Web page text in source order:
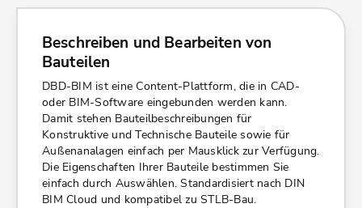
Beschreiben und Bearbeiten von
Bauteilen
DBD-BIM ist eine Content-Plattform, die in CAD-
oder BIM-Software eingebunden werden kann.
Damit stehen Bauteilbeschreibungen für
Konstruktive und Technische Bauteile sowie für
Außenanalagen einfach per Mausklick zur Verfügung.
Die Eigenschaften Ihrer Bauteile bestimmen Sie
einfach durch Auswählen. Standardisiert nach DIN
BIM Cloud und kompatibel zu STLB-Bau.